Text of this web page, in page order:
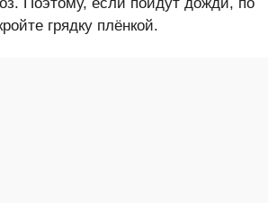
Поэтому, если пойдут дожди, по
грядку плёнкой.